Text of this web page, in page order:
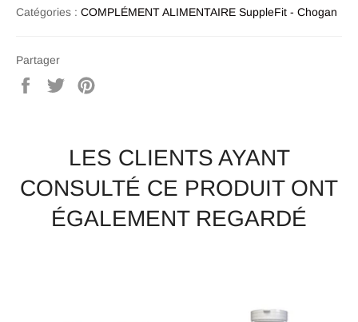
Catégories : COMPLÉMENT ALIMENTAIRE SuppleFit - Chogan
Partager
Partager
sur
Tweeter
sur
LES CLIENTS AYANT
CONSULTÉ CE PRODUIT ONT
ÉGALEMENT REGARDÉ